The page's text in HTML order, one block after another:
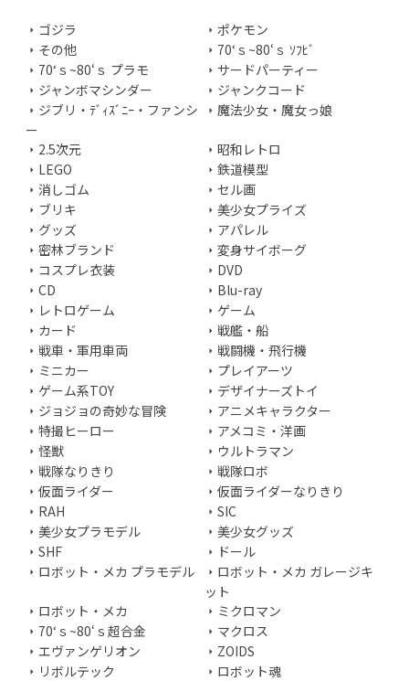
ゴジラ
ポケモン
その他
70‘ｓ~80‘ｓ ｿﾌﾋﾞ
70‘ｓ~80‘ｓ プラモ
サードパーティー
ジャンボマシンダー
ジャンクコード
ジブリ・ﾃﾞｨｽﾞﾆｰ・ファンシ
ー
魔法少女・魔女っ娘
2.5次元
昭和レトロ
LEGO
鉄道模型
消しゴム
セル画
ブリキ
美少女プライズ
グッズ
アパレル
密林ブランド
変身サイボーグ
コスプレ衣装
DVD
CD
Blu-ray
レトロゲーム
ゲーム
カード
戦艦・船
戦車・軍用車両
戦闘機・飛行機
ミニカー
プレイアーツ
ゲーム系TOY
デザイナーズトイ
ジョジョの奇妙な冒険
アニメキャラクター
特撮ヒーロー
アメコミ・洋画
怪獣
ウルトラマン
戦隊なりきり
戦隊ロボ
仮面ライダー
仮面ライダーなりきり
RAH
SIC
美少女プラモデル
美少女グッズ
SHF
ドール
ロボット・メカ プラモデル
ロボット・メカ ガレージキ
ット
ロボット・メカ
ミクロマン
70‘ｓ~80‘ｓ超合金
マクロス
エヴァンゲリオン
ZOIDS
リボルテック
ロボット魂